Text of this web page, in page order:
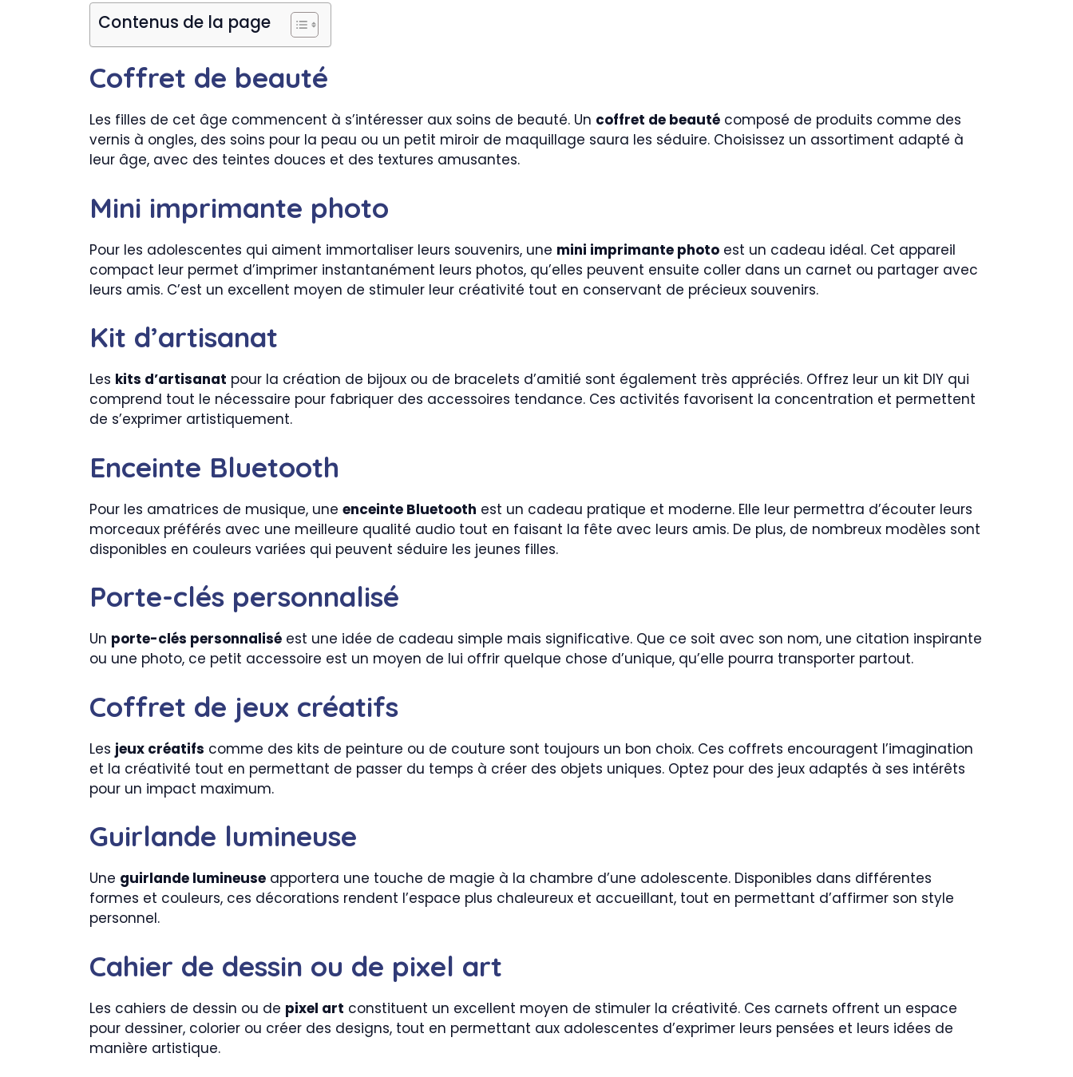
Contenus de la page
Coffret de beauté
Les filles de cet âge commencent à s’intéresser aux soins de beauté. Un coffret de beauté composé de produits comme des
vernis à ongles, des soins pour la peau ou un petit miroir de maquillage saura les séduire. Choisissez un assortiment adapté à
leur âge, avec des teintes douces et des textures amusantes.
Mini imprimante photo
Pour les adolescentes qui aiment immortaliser leurs souvenirs, une mini imprimante photo est un cadeau idéal. Cet appareil
compact leur permet d’imprimer instantanément leurs photos, qu’elles peuvent ensuite coller dans un carnet ou partager avec
leurs amis. C’est un excellent moyen de stimuler leur créativité tout en conservant de précieux souvenirs.
Kit d’artisanat
Les kits d’artisanat pour la création de bijoux ou de bracelets d’amitié sont également très appréciés. Offrez leur un kit DIY qui
comprend tout le nécessaire pour fabriquer des accessoires tendance. Ces activités favorisent la concentration et permettent
de s’exprimer artistiquement.
Enceinte Bluetooth
Pour les amatrices de musique, une enceinte Bluetooth est un cadeau pratique et moderne. Elle leur permettra d’écouter leurs
morceaux préférés avec une meilleure qualité audio tout en faisant la fête avec leurs amis. De plus, de nombreux modèles sont
disponibles en couleurs variées qui peuvent séduire les jeunes filles.
Porte-clés personnalisé
Un porte-clés personnalisé est une idée de cadeau simple mais significative. Que ce soit avec son nom, une citation inspirante
ou une photo, ce petit accessoire est un moyen de lui offrir quelque chose d’unique, qu’elle pourra transporter partout.
Coffret de jeux créatifs
Les jeux créatifs comme des kits de peinture ou de couture sont toujours un bon choix. Ces coffrets encouragent l’imagination
et la créativité tout en permettant de passer du temps à créer des objets uniques. Optez pour des jeux adaptés à ses intérêts
pour un impact maximum.
Guirlande lumineuse
Une guirlande lumineuse apportera une touche de magie à la chambre d’une adolescente. Disponibles dans différentes
formes et couleurs, ces décorations rendent l’espace plus chaleureux et accueillant, tout en permettant d’affirmer son style
personnel.
Cahier de dessin ou de pixel art
Les cahiers de dessin ou de pixel art constituent un excellent moyen de stimuler la créativité. Ces carnets offrent un espace
pour dessiner, colorier ou créer des designs, tout en permettant aux adolescentes d’exprimer leurs pensées et leurs idées de
manière artistique.